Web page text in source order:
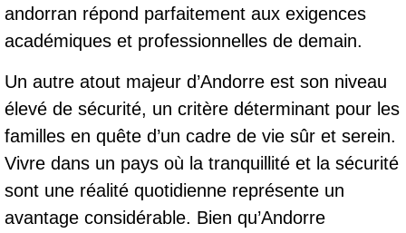
andorran répond parfaitement aux exigences
académiques et professionnelles de demain.
Un autre atout majeur d’Andorre est son niveau
élevé de sécurité, un critère déterminant pour les
familles en quête d’un cadre de vie sûr et serein.
Vivre dans un pays où la tranquillité et la sécurité
sont une réalité quotidienne représente un
avantage considérable. Bien qu’Andorre